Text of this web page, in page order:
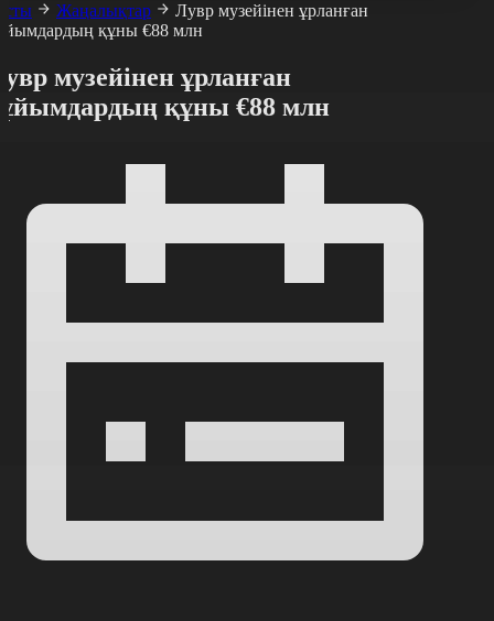
Жаңалықтар
Лувр музейінен ұрланған
құны €88 млн
музейінен ұрланған
құны €88 млн